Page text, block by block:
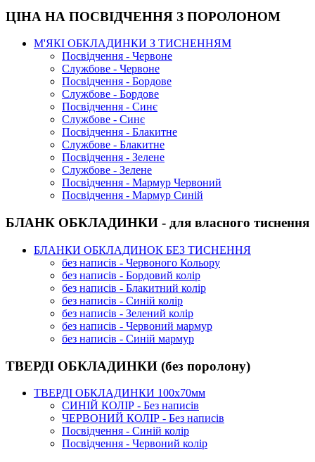
ЦІНА НА ПОСВІДЧЕННЯ З ПОРОЛОНОМ
М'ЯКІ ОБКЛАДИНКИ З ТИСНЕННЯМ
Посвідчення - Червоне
Службове - Червоне
Посвідчення - Бордове
Службове - Бордове
Посвідчення - Синє
Службове - Синє
Посвідчення - Блакитне
Службове - Блакитне
Посвідчення - Зелене
Службове - Зелене
Посвідчення - Мармур Червоний
Посвідчення - Мармур Синій
БЛАНК ОБКЛАДИНКИ - для власного тиснення
БЛАНКИ ОБКЛАДИНОК БЕЗ ТИСНЕННЯ
без написів - Червоного Кольору
без написів - Бордовий колір
без написів - Блакитний колір
без написів - Синій колір
без написів - Зелений колір
без написів - Червоний мармур
без написів - Синій мармур
ТВЕРДІ ОБКЛАДИНКИ (без поролону)
ТВЕРДІ ОБКЛАДИНКИ 100х70мм
СИНІЙ КОЛІР - Без написів
ЧЕРВОНИЙ КОЛІР - Без написів
Посвідчення - Синій колір
Посвідчення - Червоний колір